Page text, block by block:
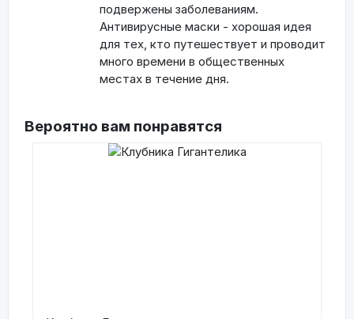
подвержены заболеваниям.
Антивирусные маски - хорошая идея
для тех, кто путешествует и проводит
много времени в общественных
местах в течение дня.
Вероятно вам понравятся